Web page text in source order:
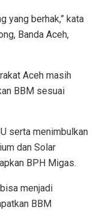
yang berhak,” kata
Banda Aceh,
Aceh masih
BBM sesuai
serta menimbulkan
dan Solar
BPH Migas.
menjadi
BBM